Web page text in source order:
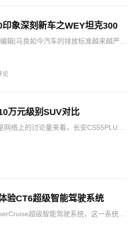
象深刻新车之WEY坦克300
辑|马良如今汽车的排放标准越来越严
论
万元级别SUV对比
络上的讨论量来看，长安CS55PLUS
验CT6超级智能驾驶系统
超级智能驾驶系统，这一系统能